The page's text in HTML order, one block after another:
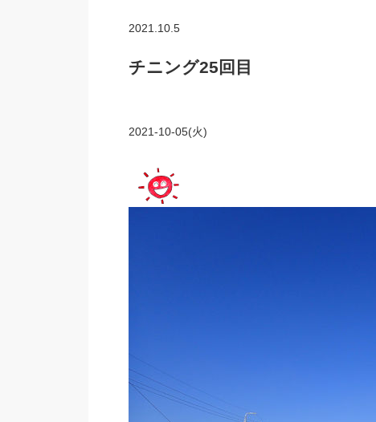
2021.10.5
チニング25回目
2021-10-05(火)